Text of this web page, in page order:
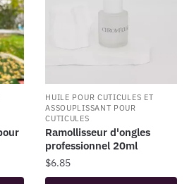
HUILE POUR CUTICULES ET
ASSOUPLISSANT POUR
CUTICULES
Ramollisseur d'ongles
professionnel 20ml
$6.85